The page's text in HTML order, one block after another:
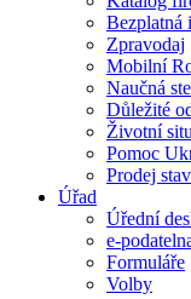
Bezplatná
Zpravodaj
Mobilní
Naučná
Důležité
Životní
Pomoc
Prodej
Úřad
Úřední
e-
Formuláře
Volby